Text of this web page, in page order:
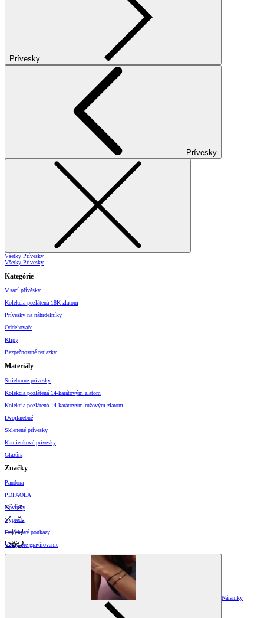
Prívesky
Prívesky
Všetky Prívesky
Všetky Prívesky
Kategórie
Visací přívěsky
Kolekcia pozlátená 18K zlatom
Prívesky na náhrdelníky
Oddeľovače
Klipy
Bezpečnostné retiazky
Materiály
Strieborné prívesky
Kolekcia pozlátená 14-karátovým zlatom
Kolekcia pozlátená 14-karátovým ružovým zlatom
Dvojfarebné
Sklenené prívesky
Kamienkové prívesky
Glazúra
Značky
Pandora
PDPAOLA
Novinky
Výpredaj
Darčekové poukazy
Vzory pre gravírovanie
Náramky